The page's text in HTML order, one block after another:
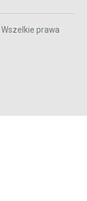
prawa